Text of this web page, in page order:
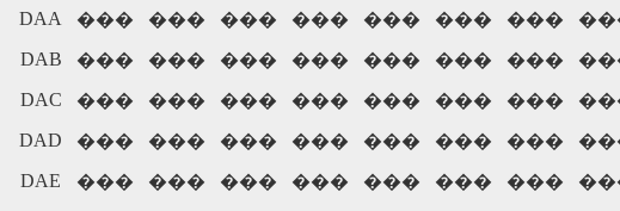
DAA
��� ��� ��� ��� ��� ��� ���
DAB
��� ��� ��� ��� ��� ��� ���
DAC
��� ��� ��� ��� ��� ��� ���
DAD
��� ��� ��� ��� ��� ��� ���
DAE
��� ��� ��� ��� ��� ��� ���